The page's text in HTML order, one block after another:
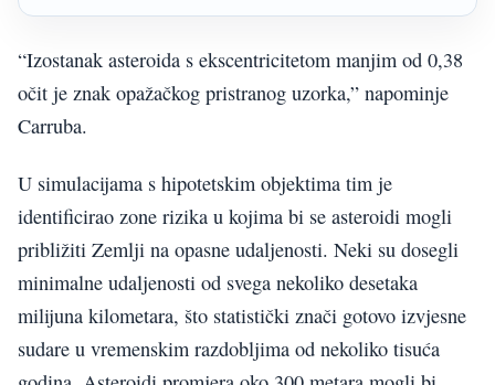
“Izostanak asteroida s ekscentricitetom manjim od 0,38
očit je znak opažačkog pristranog uzorka,” napominje
Carruba.
U simulacijama s hipotetskim objektima tim je
identificirao zone rizika u kojima bi se asteroidi mogli
približiti Zemlji na opasne udaljenosti. Neki su dosegli
minimalne udaljenosti od svega nekoliko desetaka
milijuna kilometara, što statistički znači gotovo izvjesne
sudare u vremenskim razdobljima od nekoliko tisuća